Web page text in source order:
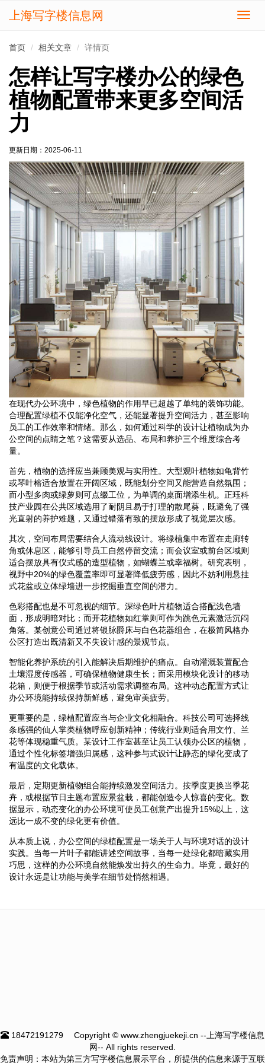
切
上海写字楼信息网
首页 相关文章 详情页
怎样让写字楼办公的绿色
植物配置带来更多空间活
力
更新日期： 2025-06-11
在现代办公环境中，绿色植物的作用早已超越了单纯的装饰功能。
合理配置绿植不仅能净化空气，还能显著提升空间活力，甚至影响
员工的工作效率和情绪。那么，如何通过科学的设计让植物成为办
公空间的点睛之笔？这需要从选品、布局和养护三个维度综合考
量。
首先，植物的选择应当兼顾美观与实用性。大型观叶植物如龟背竹
或琴叶榕适合放置在开阔区域，既能划分空间又能营造自然氛围；
而小型多肉或绿萝则可点缀工位，为单调的桌面增添生机。正珏科
技产业园在公共区域选用了耐阴且易于打理的散尾葵，既避免了强
光直射的养护难题，又通过错落有致的摆放形成了视觉层次感。
其次，空间布局需要结合人流动线设计。将绿植集中布置在走廊转
角或休息区，能够引导员工自然停留交流；而会议室或前台区域则
适合摆放具有仪式感的造型植物，如蝴蝶兰或幸福树。研究表明，
视野中20%的绿色覆盖率即可显著降低疲劳感，因此不妨利用悬挂
式花盆或立体绿墙进一步挖掘垂直空间的潜力。
色彩搭配也是不可忽视的细节。深绿色叶片植物适合搭配浅色墙
面，形成明暗对比；而开花植物如红掌则可作为跳色元素激活沉闷
角落。某创意公司通过将银脉爵床与白色花器组合，在极简风格办
公区打造出既清新又不失设计感的景观节点。
智能化养护系统的引入能解决后期维护的痛点。自动灌溉装置配合
土壤湿度传感器，可确保植物健康生长；而采用模块化设计的移动
花箱，则便于根据季节或活动需求调整布局。这种动态配置方式让
办公环境能持续保持新鲜感，避免审美疲劳。
更重要的是，绿植配置应当与企业文化相融合。科技公司可选择线
条感强的仙人掌类植物呼应创新精神；传统行业则适合用文竹、兰
花等体现稳重气质。某设计工作室甚至让员工认领办公区的植物，
通过个性化标签增强归属感，这种参与式设计让静态的绿化变成了
有温度的文化载体。
最后，定期更新植物组合能持续激发空间活力。按季度更换当季花
卉，或根据节日主题布置应景盆栽，都能创造令人惊喜的变化。数
据显示，动态变化的办公环境可使员工创意产出提升15%以上，这
远比一成不变的绿化更有价值。
从本质上说，办公空间的绿植配置是一场关于人与环境对话的设计
实践。当每一片叶子都能讲述空间故事，当每一处绿化都暗藏实用
巧思，这样的办公环境自然能焕发出持久的生命力。毕竟，最好的
设计永远是让功能与美学在细节处悄然相遇。
18472191279
Copyright © www.zhengjuekeji.cn --上海写字楼信息
网-- All rights reserved.
免责声明：本站为第三方写字楼信息展示平台，所提供的信息来源于互联